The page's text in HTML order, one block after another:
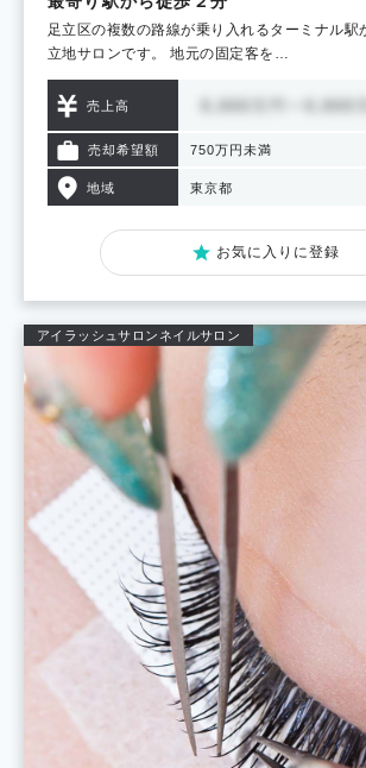
足立区の複数の路線が乗り入れるターミナル駅
立地サロンです。 地元の固定客を…
売上高
売却希望額 750万円未満
地域 東京都
お気に入りに登録
アイラッシュサロン ネイルサロン